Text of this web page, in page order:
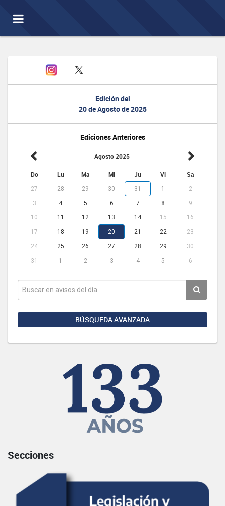
Toggle
navigation
Edición del
20 de Agosto de 2025
Ediciones Anteriores
Agosto 2025
Do Lu Ma Mi Ju Vi Sa
27 28 29 30 31 1 2
3 4 5 6 7 8
9
10
11 12 13 14 15 16
17 18 19 20 21 22 23
24 25 26 27 28 29
30
31
1 2 3 4 5 6
BÚSQUEDA AVANZADA
Secciones